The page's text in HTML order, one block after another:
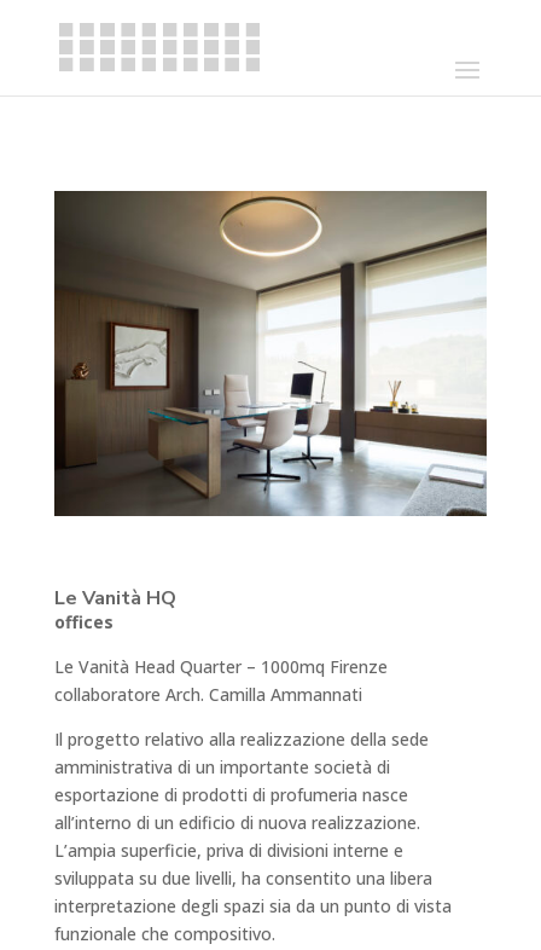
Le Vanità HQ
offices
Le Vanità Head Quarter – 1000mq Firenze
collaboratore Arch. Camilla Ammannati
Il progetto relativo alla realizzazione della sede
amministrativa di un importante società di
esportazione di prodotti di profumeria nasce
all’interno di un edificio di nuova realizzazione.
L’ampia superficie, priva di divisioni interne e
sviluppata su due livelli, ha consentito una libera
interpretazione degli spazi sia da un punto di vista
funzionale che compositivo.